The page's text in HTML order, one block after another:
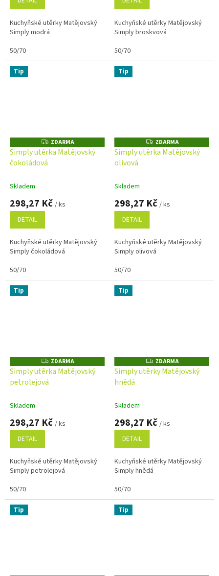
Kuchyňské utěrky Matějovský
Simply modrá
50/70
Kuchyňské utěrky Matějovský
Simply broskvová
50/70
Tip
Z
D
A
ZDARMA
Simply utěrka Matějovský
čokoládová
Skladem
298,27 Kč / ks
DETAIL
Kuchyňské utěrky Matějovský
Simply čokoládová
50/70
Tip
Z
D
A
ZDARMA
Simply utěrka Matějovský
olivová
Skladem
298,27 Kč / ks
DETAIL
Kuchyňské utěrky Matějovský
Simply olivová
50/70
Tip
Z
D
A
R
ZDARMA
Simply utěrka Matějovský
petrolejová
Skladem
298,27 Kč / ks
DETAIL
Kuchyňské utěrky Matějovský
Simply petrolejová
50/70
Tip
Z
D
A
ZDARMA
Simply utěrky Matějovský
hnědá
Skladem
298,27 Kč / ks
DETAIL
Kuchyňské utěrky Matějovský
Simply hnědá
50/70
Tip Tip